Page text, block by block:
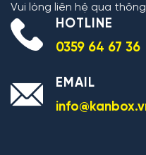
Vui lòng liên hệ qua
HOTLINE
0359 64 67 36
EMAIL